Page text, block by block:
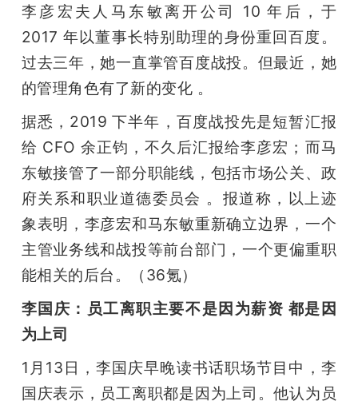
李彦宏夫人马东敏离开公司 10 年后，于
2017 年以董事长特别助理的身份重回百度。
过去三年，她一直掌管百度战投。但最近，她
的管理角色有了新的变化 。
据悉，2019 下半年，百度战投先是短暂汇报
给 CFO 余正钧，不久后汇报给李彦宏；而马
东敏接管了一部分职能线，包括市场公关、政
府关系和职业道德委员会 。报道称，以上迹
象表明，李彦宏和马东敏重新确立边界，一个
主管业务线和战投等前台部门，一个更偏重职
能相关的后台。（36氪）
李国庆：员工离职主要不是因为薪资 都是因
为上司
1月13日，李国庆早晚读书话职场节目中，李
国庆表示，员工离职都是因为上司。他认为员